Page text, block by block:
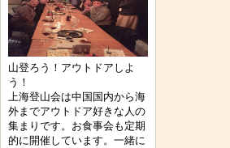
山登ろう！アウトドアしよ
う！
上海登山会は中国国内から海
外までアウトドア好きな人の
集まりです。お食事会も定期
的に開催しています。一緒に